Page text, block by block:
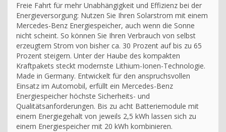
Freie Fahrt für mehr Unabhängigkeit und Effizienz bei der
Energieversorgung: Nutzen Sie Ihren Solarstrom mit einem
Mercedes-Benz Energiespeicher, auch wenn die Sonne
nicht scheint. So können Sie Ihren Verbrauch von selbst
erzeugtem Strom von bisher ca. 30 Prozent auf bis zu 65
Prozent steigern. Unter der Haube des kompakten
Kraftpakets steckt modernste Lithium-Ionen-Technologie.
Made in Germany. Entwickelt für den anspruchsvollen
Einsatz im Automobil, erfüllt ein Mercedes-Benz
Energiespeicher höchste Sicherheits- und
Qualitätsanforderungen. Bis zu acht Batteriemodule mit
einem Energiegehalt von jeweils 2,5 kWh lassen sich zu
einem Energiespeicher mit 20 kWh kombinieren.